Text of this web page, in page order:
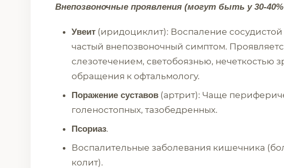
Внепозвоночные проявления (могут быть у 30-
Увеит (иридоциклит): Воспаление
частый внепозвоночный симптом.
слезотечением, светобоязнью, нечеткостью
обращения к офтальмологу.
Поражение суставов (артрит): Чаще
голеностопных, тазобедренных.
Псориаз.
Воспалительные заболевания кишечника
колит).